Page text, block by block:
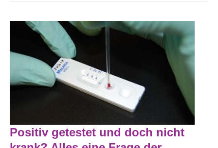
Positiv getestet und doch nicht
Positiv
Getestet
Und